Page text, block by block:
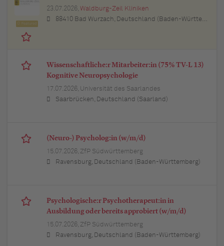
23.07.2026, Waldburg-Zeil Kliniken
88410 Bad Wurzach, Deutschland (Baden-Württemberg)
Wissenschaftliche:r Mitarbeiter:in (75% TV-L 13)
Kognitive Neuropsychologie
17.07.2026, Universität des Saarlandes
Saarbrücken, Deutschland (Saarland)
(Neuro-) Psycholog:in (w/m/d)
15.07.2026, ZfP Südwürttemberg
Ravensburg, Deutschland (Baden-Württemberg)
Psychologische:r Psychotherapeut:in in
Ausbildung oder bereits approbiert (w/m/d)
15.07.2026, ZfP Südwürttemberg
Ravensburg, Deutschland (Baden-Württemberg)